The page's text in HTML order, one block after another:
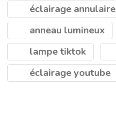
éclairage annulaire
anneau lumineux
lampe tiktok
éclairage youtube